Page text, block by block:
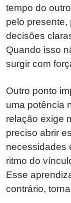
tempo do
pelo presente,
decisões
Quando isso
surgir com
Outro ponto
uma potência
relação exige
preciso abrir
necessidades
ritmo do
Esse
contrário,